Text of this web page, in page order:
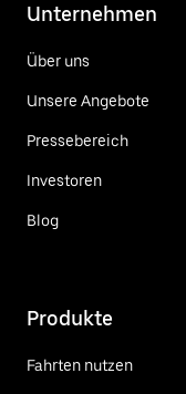
Unternehmen
Über uns
Unsere Angebote
Pressebereich
Investoren
Blog
Produkte
Fahrten nutzen